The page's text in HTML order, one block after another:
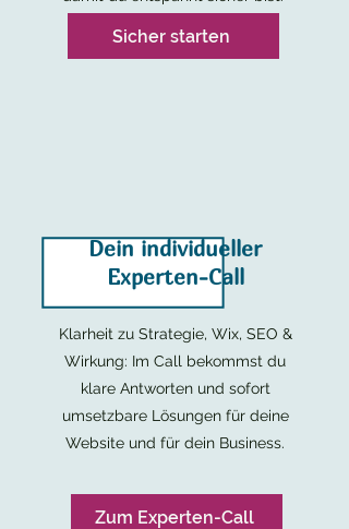
Sicher starten
Dein individueller
Experten-Call
Klarheit zu Strategie, Wix, SEO &
Wirkung: Im Call bekommst du
klare Antworten und sofort
umsetzbare Lösungen für deine
Website und für dein Business.
Zum Experten-Call